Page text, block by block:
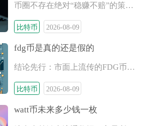
币圈不存在绝对“稳赚不赔”的策略，但存在一批风险极低、长期胜
比特币 2026-08-09
fdg币是真的还是假的
结论先行：市面上流传的FDG币属于无合规背书、无落地应用、信
比特币 2026-08-09
watt币未来多少钱一枚